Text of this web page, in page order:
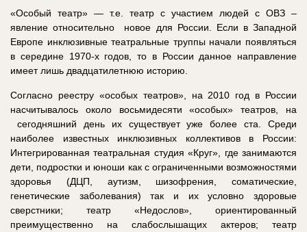
«Особый театр» — т.е. театр с участием людей с ОВЗ –
явление относительно новое для России. Если в Западной
Европе инклюзивные театральные труппы начали появляться
в середине 1970-х годов, то в России данное направление
имеет лишь двадцатилетнюю историю.
Согласно реестру «особых театров», на 2010 год в России
насчитывалось около восьмидесяти «особых» театров, на
сегодняшний день их существует уже более ста. Среди
наиболее известных инклюзивных коллективов в России:
Интегрированная театральная студия «Круг», где занимаются
дети, подростки и юноши как с ограниченными возможностями
здоровья (ДЦП, аутизм, шизофрения, соматические,
генетические заболевания) так и их условно здоровые
сверстники; театр «Недослов», ориентированный
преимущественно на слабослышащих актеров; театр